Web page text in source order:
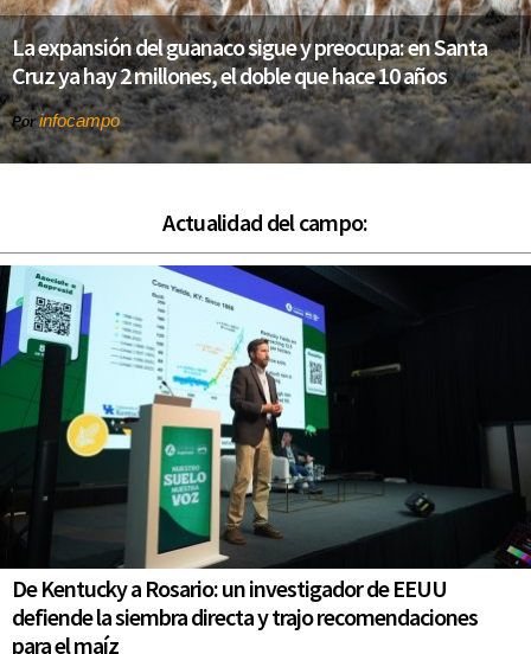
La expansión del guanaco sigue y preocupa: en Santa
Cruz ya hay 2 millones, el doble que hace 10 años
Porinfocampo
Actualidad del campo:
De Kentucky a Rosario: un investigador de EEUU
defiende la siembra directa y trajo recomendaciones
para el maíz